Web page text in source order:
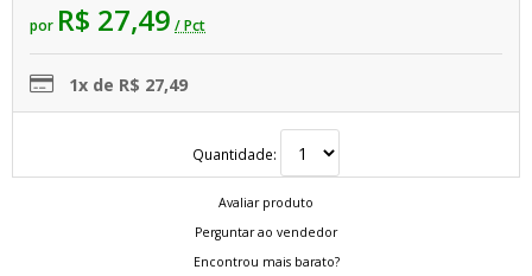
por R$ 27,49 / Pct
1x de R$ 27,49
Quantidade:
Avaliar produto
Perguntar ao vendedor
Encontrou mais barato?